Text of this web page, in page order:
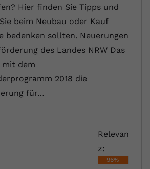
Hier finden Sie Tipps und
beim Neubau oder Kauf
bedenken sollten. Neuerungen
des Landes NRW Das
mit dem
2018 die
für…
Relevan
z:
96%